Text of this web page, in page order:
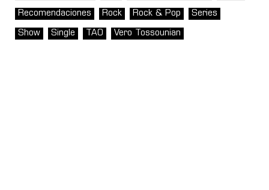
Recomendaciones Rock Rock & Pop Series
Show Single TAO Vero Tossounian